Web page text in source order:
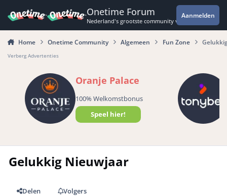
Onetime Forum
Nederland's grootste community voor de
Aanmelden
Home Onetime Community Algemeen Fun Zone
Verberg Advertenties
Oranje Palace
100% Welkomstbonus
Speel hier!
Gelukkig Nieuwjaar
Delen
Volgers